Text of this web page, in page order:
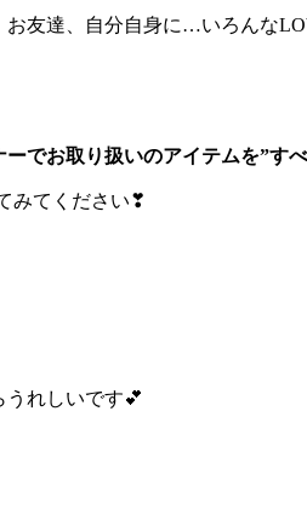
友達、自分自身に…いろんな
でお取り扱いのアイテムを”す
みてください❣
れしいです💕